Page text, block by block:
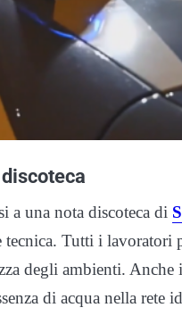
a una nota discoteca di
Tutti i lavoratori
degli ambienti. Anche
di acqua nella rete